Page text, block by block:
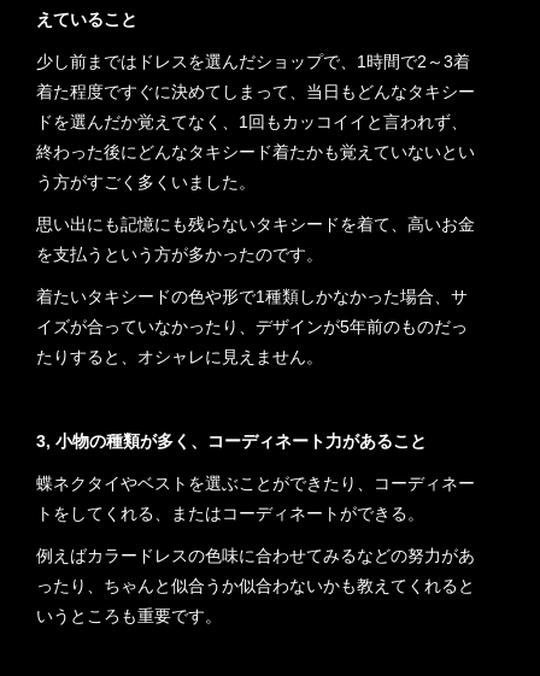
えていること
少し前まではドレスを選んだショップで、1時間で2～3着
着た程度ですぐに決めてしまって、当日もどんなタキシー
ドを選んだか覚えてなく、1回もカッコイイと言われず、
終わった後にどんなタキシード着たかも覚えていないとい
う方がすごく多くいました。
思い出にも記憶にも残らないタキシードを着て、高いお金
を支払うという方が多かったのです。
着たいタキシードの色や形で1種類しかなかった場合、サ
イズが合っていなかったり、デザインが5年前のものだっ
たりすると、オシャレに見えません。
3, 小物の種類が多く、コーディネート力があること
蝶ネクタイやベストを選ぶことができたり、コーディネー
トをしてくれる、またはコーディネートができる。
例えばカラードレスの色味に合わせてみるなどの努力があ
ったり、ちゃんと似合うか似合わないかも教えてくれると
いうところも重要です。